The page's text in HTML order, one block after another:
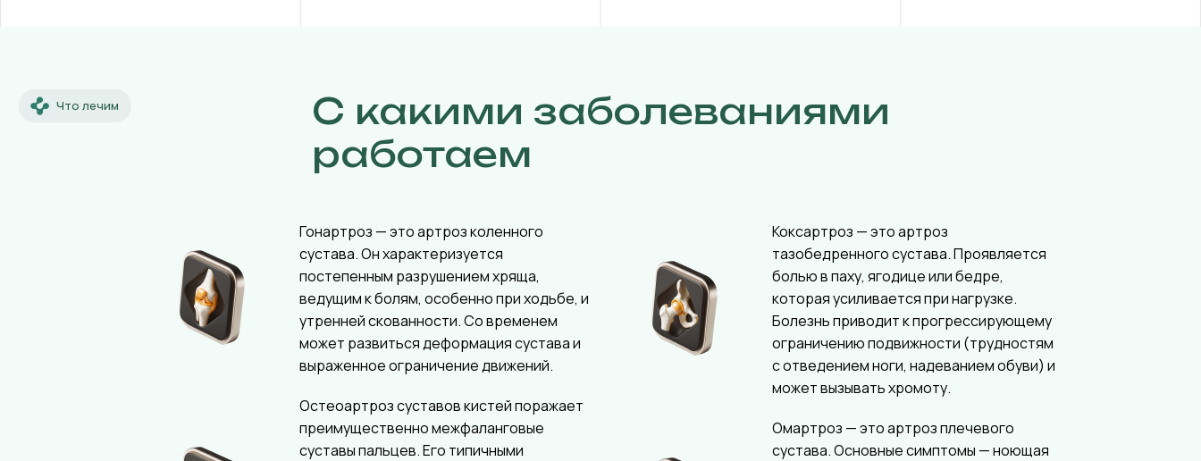
Что лечим
С какими заболеваниями
работаем
Гонартроз — это артроз коленного
сустава. Он характеризуется
постепенным разрушением хряща,
ведущим к болям, особенно при ходьбе, и
утренней скованности. Со временем
может развиться деформация сустава и
выраженное ограничение движений.
Остеоартроз суставов кистей поражает
преимущественно межфаланговые
суставы пальцев. Его типичными
Коксартроз — это артроз
тазобедренного сустава. Проявляется
болью в паху, ягодице или бедре,
которая усиливается при нагрузке.
Болезнь приводит к прогрессирующему
ограничению подвижности (трудностям
с отведением ноги, надеванием обуви) и
может вызывать хромоту.
Омартроз — это артроз плечевого
сустава. Основные симптомы — ноющая